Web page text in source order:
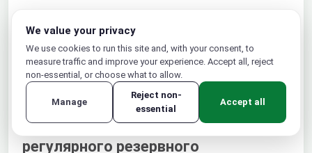
по-прежнему будете иметь к ним доступ и
сможете восстановить данные без
необходимости доступа к
скомпрометированной системе.
Повышение безопасности за счет
регулярного резервного
We value your privacy
We use cookies to run this site and, with your consent, to
measure traffic and improve your experience. Accept all, reject
non-essential, or choose what to allow.
Manage
Reject non-
essential
Accept all